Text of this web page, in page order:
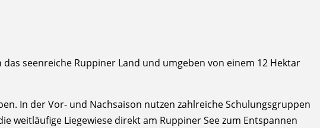
seenreiche Ruppiner Land und umgeben von einem 12 Hektar
In der Vor- und Nachsaison nutzen zahlreiche Schulungsgruppen
Liegewiese direkt am Ruppiner See zum Entspannen